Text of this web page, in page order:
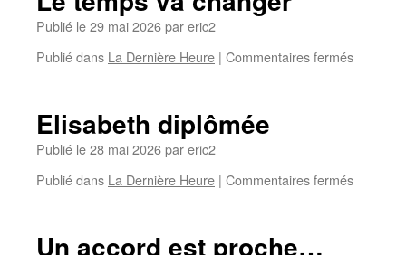
Publié le29 mai 2026pareric2
Publié dans La Dernière Heure | Commentaires fermés
Elisabeth diplômée
Publié le28 mai 2026pareric2
Publié dans La Dernière Heure | Commentaires fermés
Un accord est proche…